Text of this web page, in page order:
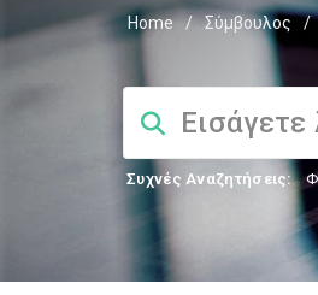
Home / Σύμβουλος /
Συχνές Αναζητήσεις: